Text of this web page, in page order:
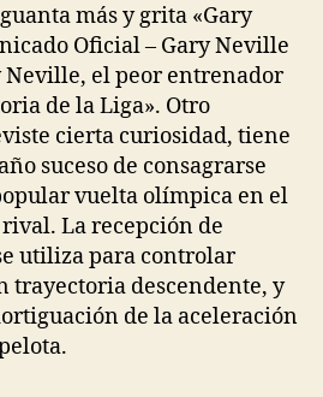
más y grita «Gary
Oficial – Gary Neville
Neville, el peor entrenador
de la Liga». Otro
cierta curiosidad, tiene
suceso de consagrarse
vuelta olímpica en el
La recepción de
utiliza para controlar
trayectoria descendente, y
de la aceleración